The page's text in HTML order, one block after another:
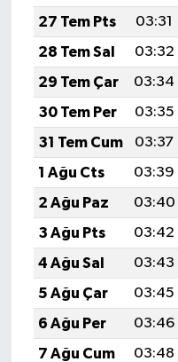
27 Tem Pts
03:31
28 Tem Sal
03:32
29 Tem Çar
03:34
30 Tem Per
03:35
31 Tem Cum
03:37
1 Ağu Cts
03:39
2 Ağu Paz
03:40
3 Ağu Pts
03:42
4 Ağu Sal
03:43
5 Ağu Çar
03:45
6 Ağu Per
03:46
7 Ağu Cum
03:48